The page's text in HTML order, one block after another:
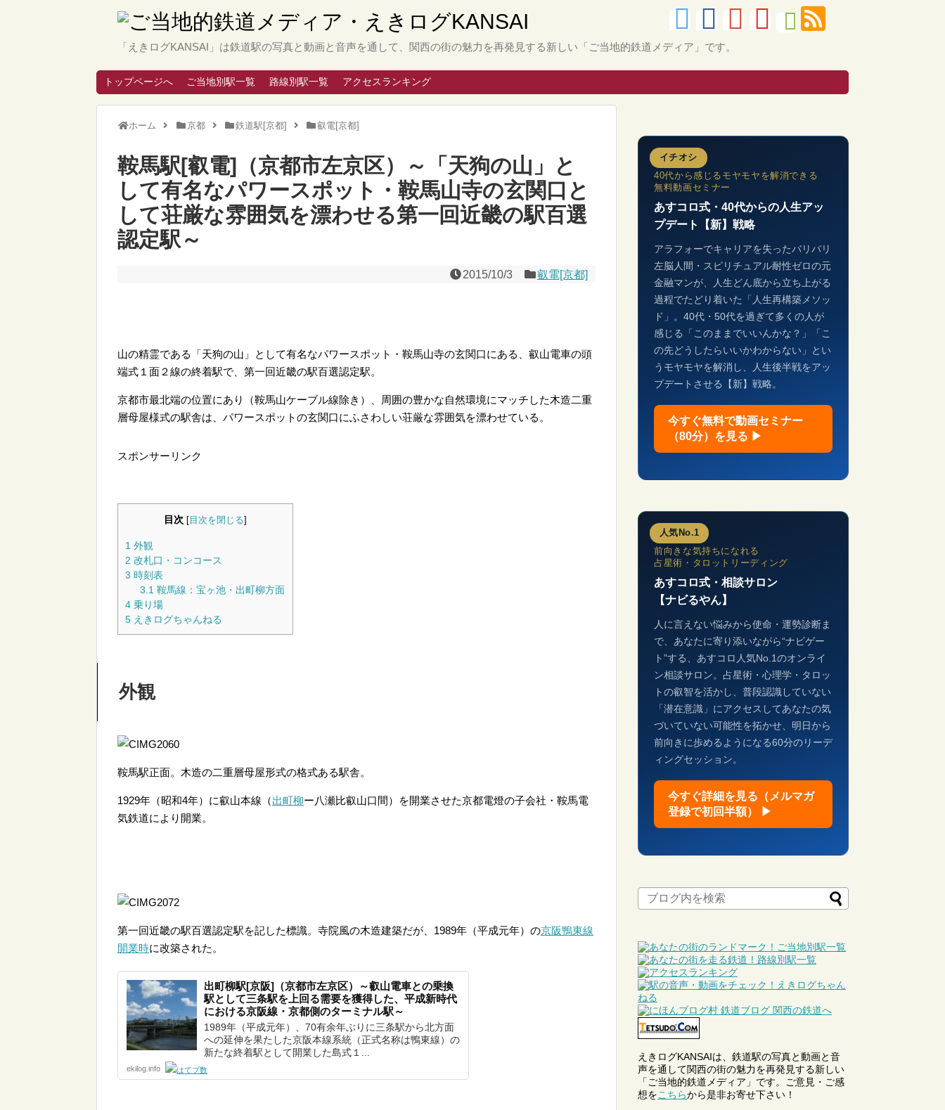
「えきログKANSAI」は鉄道駅の写真と動画と音声を通して、関西の街の魅力を再発見する新しい「ご当地的鉄道メディア」です。
トップページへ ご当地別駅一覧 路線別駅一覧 アクセスランキング
ホーム 京都 鉄道駅[京都] 叡電[京都]
鞍馬駅[叡電]（京都市左京区）～「天狗の山」と
して有名なパワースポット・鞍馬山寺の玄関口と
して荘厳な雰囲気を漂わせる第一回近畿の駅百選
認定駅～
2015/10/3 叡電[京都]
山の精霊である「天狗の山」として有名なパワースポット・鞍馬山寺の玄関口にある、叡山電車の頭
端式１面２線の終着駅で、第一回近畿の駅百選認定駅。
京都市最北端の位置にあり（鞍馬山ケーブル線除き）、周囲の豊かな自然環境にマッチした木造二重
層母屋様式の駅舎は、パワースポットの玄関口にふさわしい荘厳な雰囲気を漂わせている。
スポンサーリンク
目次 [目次を閉じる]
1 外観
2 改札口・コンコース
3 時刻表
3.1 鞍馬線：宝ヶ池・出町柳方面
4 乗り場
5 えきログちゃんねる
外観
鞍馬駅正面。木造の二重層母屋形式の格式ある駅舎。
1929年（昭和4年）に叡山本線（出町柳ー八瀬比叡山口間）を開業させた京都電燈の子会社・鞍馬電
気鉄道により開業。
第一回近畿の駅百選認定駅を記した標識。寺院風の木造建築だが、1989年（平成元年）の京阪鴨東線
開業時に改築された。
出町柳駅[京阪]（京都市左京区）～叡山電車との乗換
駅として三条駅を上回る需要を獲得した、平成新時代
における京阪線・京都側のターミナル駅～
1989年（平成元年）、70有余年ぶりに三条駅から北方面
への延伸を果たした京阪本線系統（正式名称は鴨東線）の
新たな終着駅として開業した島式１...
ekilog.info
イチオシ
40代から感じるモヤモヤを解消できる
無料動画セミナー
あすコロ式・40代からの人生アッ
プデート【新】戦略
アラフォーでキャリアを失ったバリバリ
左脳人間・スピリチュアル耐性ゼロの元
金融マンが、人生どん底から立ち上がる
過程でたどり着いた「人生再構築メソッ
ド」。40代・50代を過ぎて多くの人が
感じる「このままでいいんかな？」「こ
の先どうしたらいいかわからない」とい
うモヤモヤを解消し、人生後半戦をアッ
プデートさせる【新】戦略。
今すぐ無料で動画セミナー
（80分）を見る ▶
人気No.1
前向きな気持ちになれる
占星術・タロットリーディング
あすコロ式・相談サロン
【ナビるやん】
人に言えない悩みから使命・運勢診断ま
で、あなたに寄り添いながら“ナビゲー
ト”する、あすコロ人気No.1のオンライ
ン相談サロン。占星術・心理学・タロッ
トの叡智を活かし、普段認識していない
「潜在意識」にアクセスしてあなたの気
づいていない可能性を拓かせ、明日から
前向きに歩めるようになる60分のリーデ
ィングセッション。
今すぐ詳細を見る（メルマガ
登録で初回半額） ▶
えきログKANSAIは、鉄道駅の写真と動画と音
声を通して関西の街の魅力を再発見する新しい
「ご当地的鉄道メディア」です。ご意見・ご感
想をこちらから是非お寄せ下さい！